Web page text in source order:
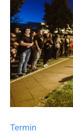
Berlin
Termin